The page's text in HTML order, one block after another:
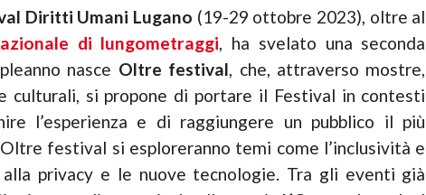
Diritti Umani Lugano (19-29 ottobre 2023), oltre al
di lungometraggi, ha svelato una seconda
nasce Oltre festival, che, attraverso mostre,
culturali, si propone di portare il Festival in contesti
l’esperienza e di raggiungere un pubblico il più
festival si esploreranno temi come l’inclusività e
privacy e le nuove tecnologie. Tra gli eventi già